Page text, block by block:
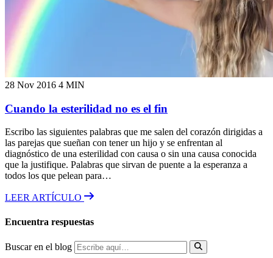
28 Nov 2016 4 MIN
Cuando la esterilidad no es el fin
Escribo las siguientes palabras que me salen del corazón dirigidas a
las parejas que sueñan con tener un hijo y se enfrentan al
diagnóstico de una esterilidad con causa o sin una causa conocida
que la justifique. Palabras que sirvan de puente a la esperanza a
todos los que pelean para…
LEER ARTÍCULO
Encuentra respuestas
Buscar en el blog